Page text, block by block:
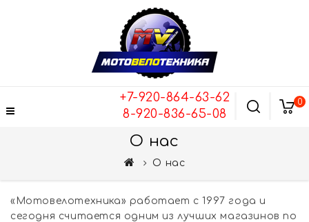
+7-920-864-63-62
8-920-836-65-08
0
О нас
О нас
«Мотовелотехника» работает с 1997 года и
сегодня считается одним из лучших магазинов по